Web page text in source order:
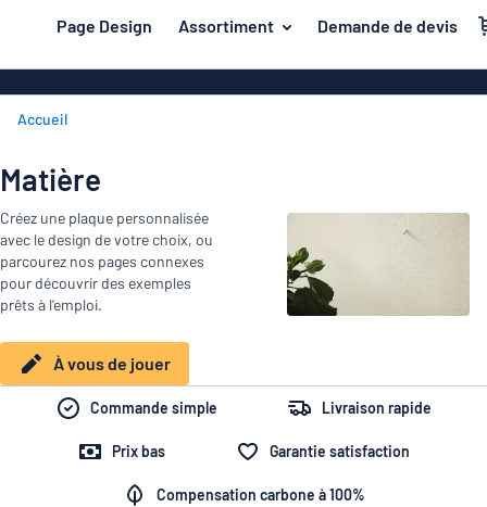
principal
Page Design Assortiment Demande de devis
Porte et boîte aux lettres
Maison et intérieur
Trafic et véhicules
Badges
Autocollants
Plaques animaux
Plaques enfants
Plaques en
Autocollants
Les
demandés
Matière
Porte
boîte
lettres
et
intérieur
Trafic
véhicules
Montrer toutes les catégories
au
de jouer
Accueil
Matière
Créez une plaque personnalisée
avec le design de votre choix, ou
parcourez nos pages connexes
pour découvrir des exemples
prêts à l'emploi.
À vous de jouer
Commande simple Livraison rapide
Prix bas Garantie satisfaction
Compensation carbone à 100%